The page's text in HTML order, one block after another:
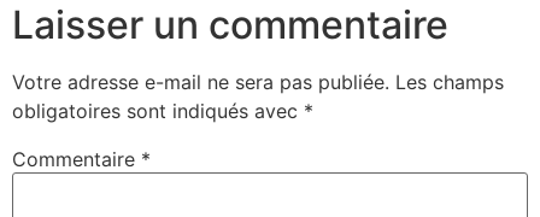
Laisser un commentaire
Votre adresse e-mail ne sera pas publiée. Les champs
obligatoires sont indiqués avec *
Commentaire *